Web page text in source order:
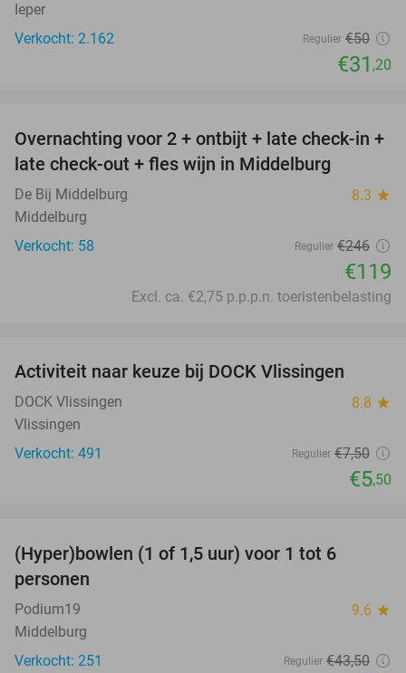
Ieper
Verkocht: 2.162
Regulier €50
€31 ,20
52%
Overnachting voor 2 + ontbijt + late check-in +
late check-out + fles wijn in Middelburg
De Bij Middelburg 8.3 star
Middelburg
Verkocht: 58
Regulier €246
€119
Excl. ca. €2,75 p.p.p.n. toeristenbelasting
Activiteit naar keuze bij DOCK Vlissingen
DOCK Vlissingen 8.8 star
Vlissingen
Verkocht: 491
Regulier €7,50
€5,50
(Hyper)bowlen (1 of 1,5 uur) voor 1 tot 6
personen
Podium19 9.6 star
Middelburg
Verkocht: 251
Regulier €43,50